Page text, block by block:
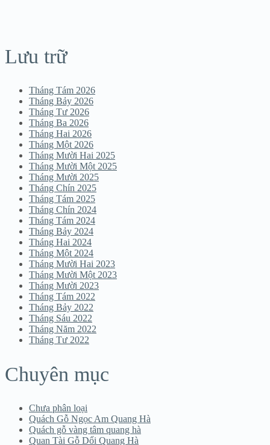
Lưu trữ
Tháng Tám 2026
Tháng Bảy 2026
Tháng Tư 2026
Tháng Ba 2026
Tháng Hai 2026
Tháng Một 2026
Tháng Mười Hai 2025
Tháng Mười Một 2025
Tháng Mười 2025
Tháng Chín 2025
Tháng Tám 2025
Tháng Chín 2024
Tháng Tám 2024
Tháng Bảy 2024
Tháng Hai 2024
Tháng Một 2024
Tháng Mười Hai 2023
Tháng Mười Một 2023
Tháng Mười 2023
Tháng Tám 2022
Tháng Bảy 2022
Tháng Sáu 2022
Tháng Năm 2022
Tháng Tư 2022
Chuyên mục
Chưa phân loại
Quách Gỗ Ngọc Am Quang Hà
Quách gỗ vàng tâm quang hà
Quan Tài Gỗ Dổi Quang Hà